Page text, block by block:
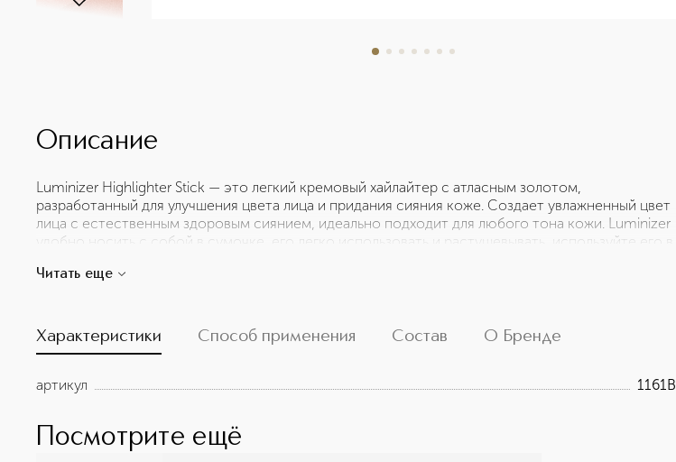
Описание
Luminizer Highlighter Stick — это легкий кремовый хайлайтер с атласным золотом,
разработанный для улучшения цвета лица и придания сияния коже. Создает увлажненный цвет
лица с естественным здоровым сиянием, идеально подходит для любого тона кожи. Luminizer
удобно носить с собой в сумочке, его легко использовать и растушевывать, используйте его в
касается вашего лица (скулы, надбровные дуги, вниз по носу и на дугу Купидона) для
Читать еще
Характеристики Способ применения Состав О Бренде
артикул 1161B
Посмотрите ещё